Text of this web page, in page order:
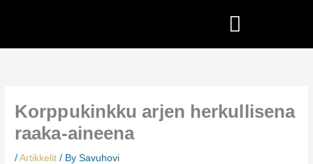
Korppukinkku arjen herkullisena
raaka-aineena
/Artikkelit / BySavuhovi